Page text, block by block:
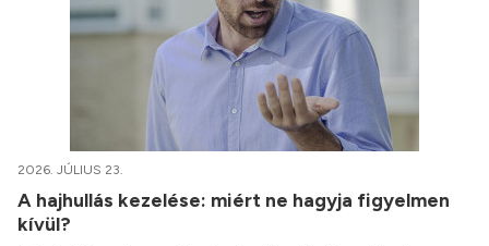
2026. JÚLIUS 23.
A hajhullás kezelése: miért ne hagyja figyelmen
kívül?